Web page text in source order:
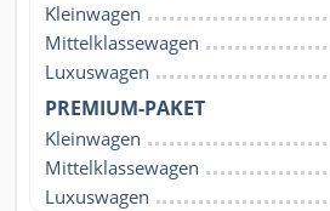
Kleinwagen
Mittelklassewagen
Luxuswagen
PREMIUM-PAKET
Kleinwagen
Mittelklassewagen
Luxuswagen